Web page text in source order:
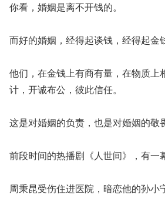
你看，婚姻是离不开钱的。
而好的婚姻，经得起谈钱，经得起金
他们，在金钱上有商有量，在物质上
计，开诚布公，彼此信任。
这是对婚姻的负责，也是对婚姻的敬
前段时间的热播剧《人世间》，有一
周秉昆受伤住进医院，暗恋他的孙小